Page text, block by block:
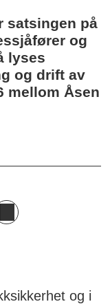
satsingen på
og
lyses
og drift av
mellom Åsen
og i